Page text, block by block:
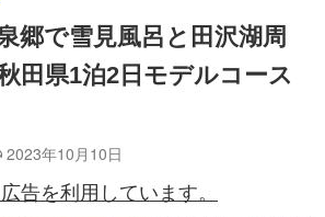
郷で雪見風呂と田沢湖周
田県1泊2日モデルコース
2023年10月10日
告を利用しています。